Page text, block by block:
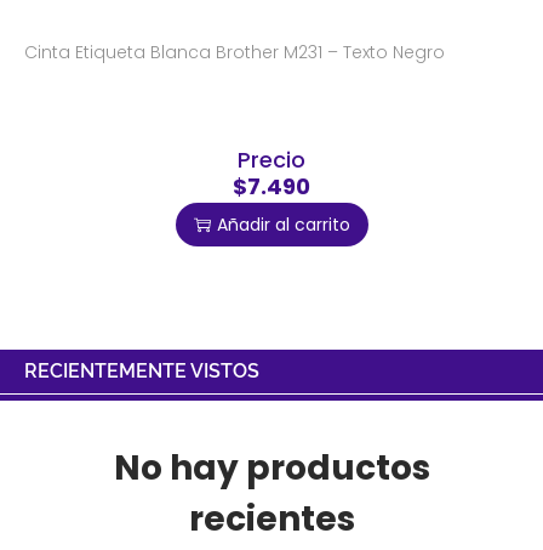
Cinta Etiqueta Blanca Brother M231 – Texto Negro
Precio
$7.490
Añadir al carrito
RECIENTEMENTE VISTOS
No hay productos
recientes